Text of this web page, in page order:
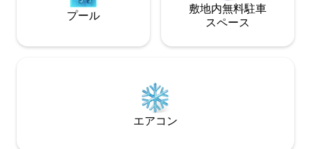
プール
敷地内無料駐⁠車
ス⁠ペ⁠ー⁠ス
エアコン